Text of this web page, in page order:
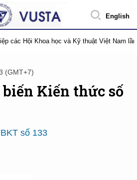
English
các Hội Khoa học và Kỹ thuật Việt Nam
(GMT+7)
Kiến thức số
số 133